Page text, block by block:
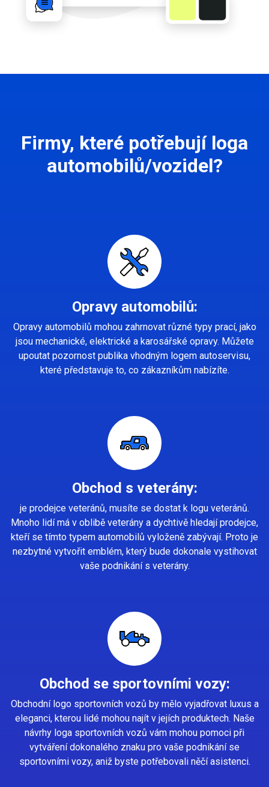
Firmy, které potřebují loga
automobilů/vozidel?
Opravy automobilů:
Opravy automobilů mohou zahrnovat různé typy prací, jako
jsou mechanické, elektrické a karosářské opravy. Můžete
upoutat pozornost publika vhodným logem autoservisu,
které představuje to, co zákazníkům nabízíte.
Obchod s veterány:
je prodejce veteránů, musíte se dostat k logu veteránů.
Mnoho lidí má v oblibě veterány a dychtivě hledají prodejce,
kteří se tímto typem automobilů vyloženě zabývají. Proto je
nezbytné vytvořit emblém, který bude dokonale vystihovat
vaše podnikání s veterány.
Obchod se sportovními vozy:
Obchodní logo sportovních vozů by mělo vyjadřovat luxus a
eleganci, kterou lidé mohou najít v jejích produktech. Naše
návrhy loga sportovních vozů vám mohou pomoci při
vytváření dokonalého znaku pro vaše podnikání se
sportovními vozy, aniž byste potřebovali něčí asistenci.